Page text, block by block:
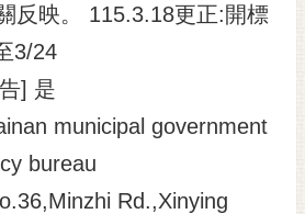
反映。 115.3.18更正:開標
3/24
] 是
municipal government
bureau
Rd.,Xinying